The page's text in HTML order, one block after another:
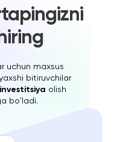
uchun maxsus
bitiruvchilar
olish
bo'ladi.